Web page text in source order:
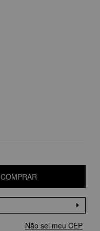
COMPRAR
Não sei meu CEP